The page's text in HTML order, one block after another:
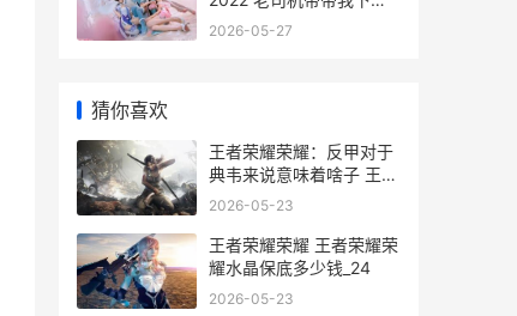
句是什么
2026-05-27
猜你喜欢
王者荣耀荣耀：反甲对于
典韦来说意味着啥子 王者
荣耀荣耀水晶保底多少
2026-05-23
王者荣耀荣耀 王者荣耀荣
耀水晶保底多少钱_24
2026-05-23